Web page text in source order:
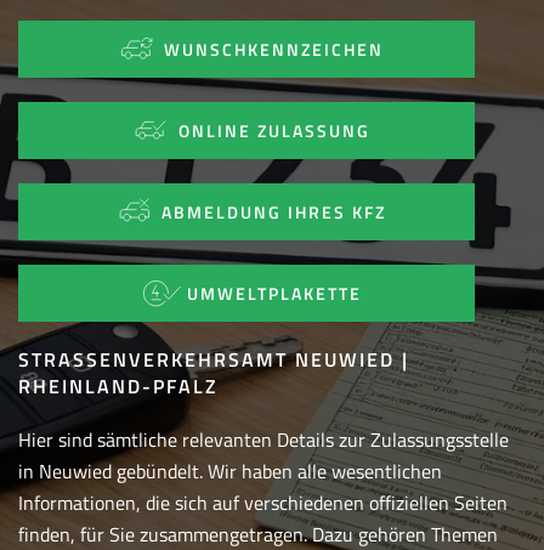
WUNSCHKENNZEICHEN
ONLINE ZULASSUNG
ABMELDUNG IHRES KFZ
UMWELTPLAKETTE
STRASSENVERKEHRSAMT NEUWIED | R
HEINLAND-PFALZ
Hier sind sämtliche relevanten Details zur Zulassungsstelle
in Neuwied gebündelt. Wir haben alle wesentlichen
Informationen, die sich auf verschiedenen offiziellen Seiten
finden, für Sie zusammengetragen. Dazu gehören Themen